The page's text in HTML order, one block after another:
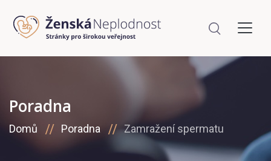
Poradna
Domů Poradna Zamražení spermatu